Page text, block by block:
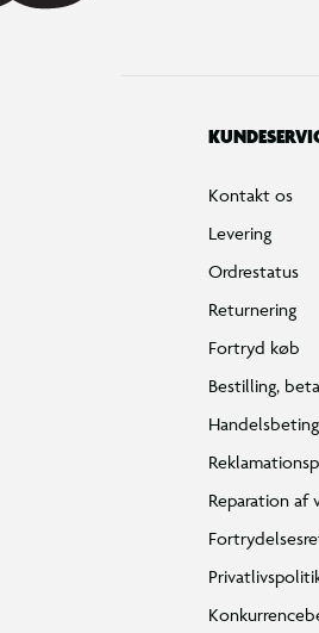
Kontakt os
Levering
Ordrestatus
Returnering
Fortryd køb
Bestilling,
Reparation af